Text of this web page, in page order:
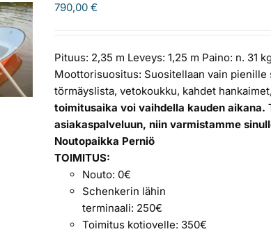
790,00€
Pituus: 2,35 m Leveys: 1,25 m Paino: n. 31
Moottorisuositus: Suositellaan vain pienille
törmäyslista, vetokoukku, kahdet
toimitusaika voi vaihdella kauden
asiakaspalveluun, niin varmistamme
Noutopaikka Perniö
TOIMITUS:
Nouto: 0€
Schenkerin lähin
terminaali: 250€
Toimitus kotiovelle: 350€